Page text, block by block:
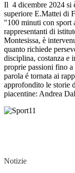
Il 4 dicembre 2024 si
superiore E.Mattei di
"100 minuti con sport
rappresentanti di
Montesissa, è
quanto richiede
disciplina, costanza e
proprie passioni fino a
parola é tornata ai
approfondito le storie
piacentine: Andrea
Notizie